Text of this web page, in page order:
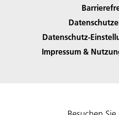
Datenschutz-
Impressum &